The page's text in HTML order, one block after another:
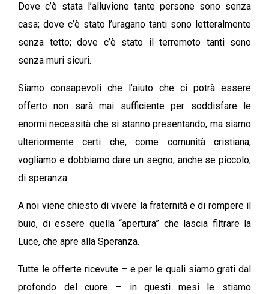
Dove c’è stata l’alluvione tante persone sono senza
casa; dove c’è stato l’uragano tanti sono letteralmente
senza tetto; dove c’è stato il terremoto tanti sono
senza muri sicuri.
Siamo consapevoli che l’aiuto che ci potrà essere
offerto non sarà mai sufficiente per soddisfare le
enormi necessità che si stanno presentando, ma siamo
ulteriormente certi che, come comunità cristiana,
vogliamo e dobbiamo dare un segno, anche se piccolo,
di speranza.
A noi viene chiesto di vivere la fraternità e di rompere il
buio, di essere quella “apertura” che lascia filtrare la
Luce, che apre alla Speranza.
Tutte le offerte ricevute – e per le quali siamo grati dal
profondo del cuore – in questi mesi le stiamo